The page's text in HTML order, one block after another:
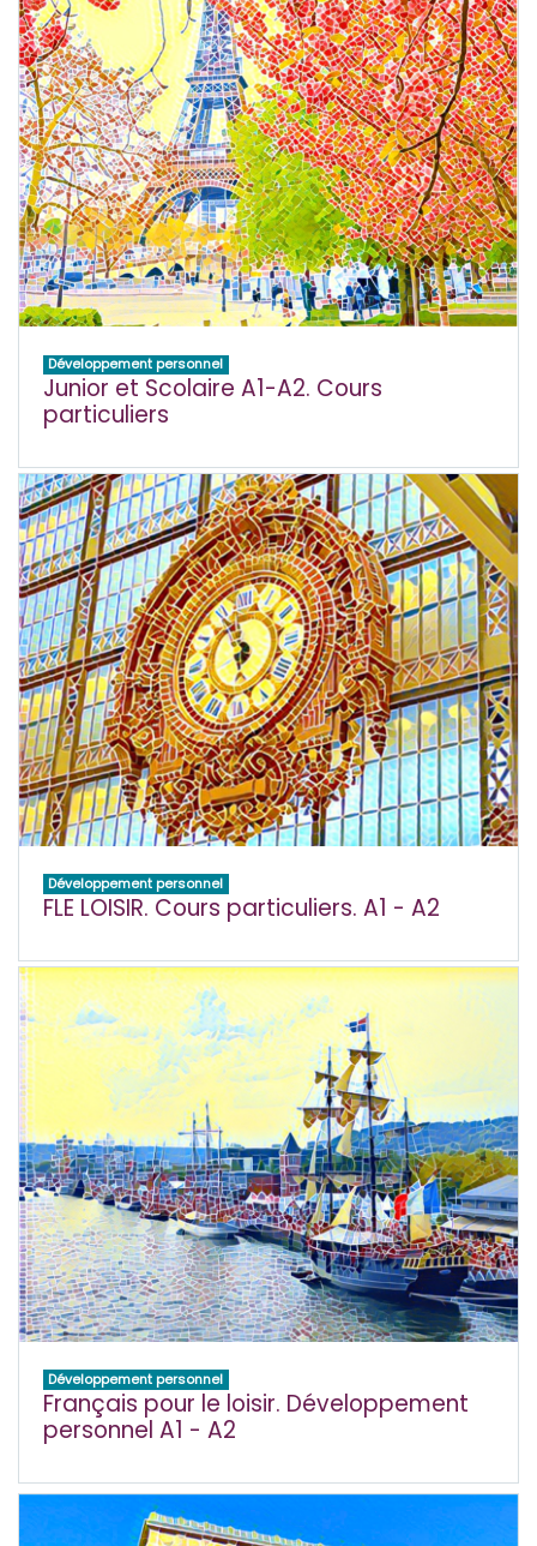
Développement personnel
Junior et Scolaire A1-A2. Cours
particuliers
Développement personnel
FLE LOISIR. Cours particuliers. A1 - A2
Développement personnel
Français pour le loisir. Développement
personnel A1 - A2